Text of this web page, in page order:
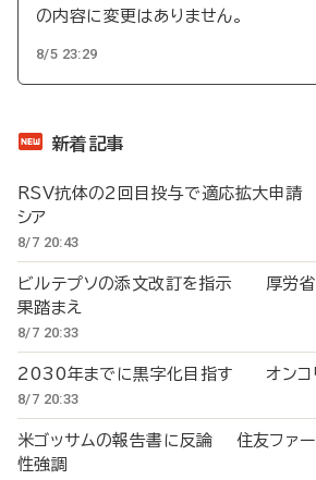
の内容に変更はありません。
8/5 23:29
新着記事
RSV抗体の2回目投与で適応拡大申
シア
8/7 20:43
ビルテプソの添文改訂を指示 厚労
果踏まえ
8/7 20:33
2030年までに黒字化目指す オンコ
8/7 20:33
米ゴッサムの報告書に反論 住友ファー
性強調